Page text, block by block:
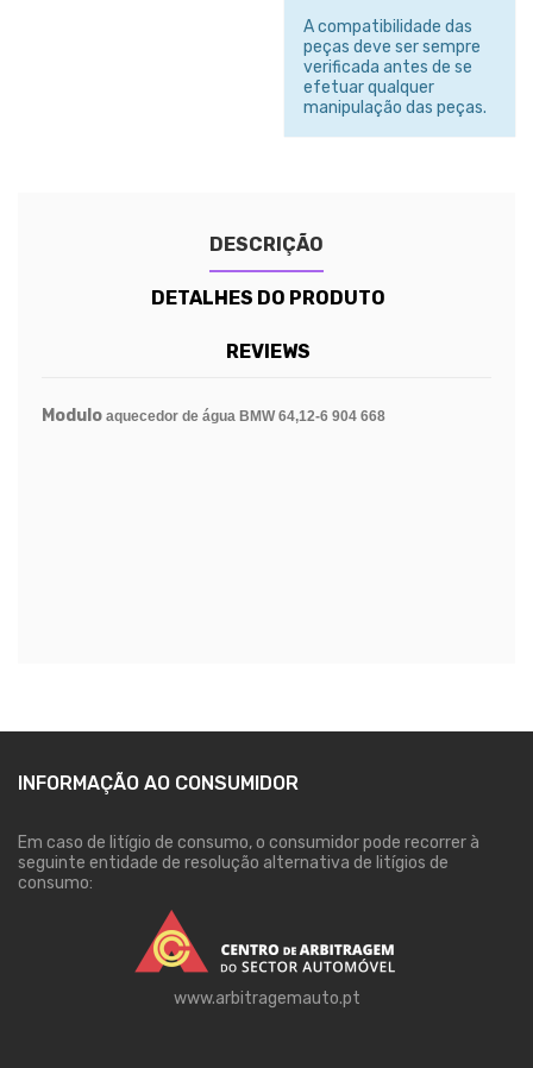
A compatibilidade das
peças deve ser sempre
verificada antes de se
efetuar qualquer
manipulação das peças.
DESCRIÇÃO
DETALHES DO PRODUTO
REVIEWS
Modulo aquecedor de água BMW 64,12-6 904 668
INFORMAÇÃO AO CONSUMIDOR
Em caso de litígio de consumo, o consumidor pode recorrer à
seguinte entidade de resolução alternativa de litígios de
consumo:
www.arbitragemauto.pt